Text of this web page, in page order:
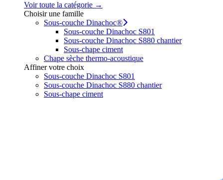
Voir toute la catégorie →
Choisir une famille
Sous-couche Dinachoc®
Sous-couche Dinachoc S801
Sous-couche Dinachoc S880 chantier
Sous-chape ciment
Chape sèche thermo-acoustique
Affiner votre choix
Sous-couche Dinachoc S801
Sous-couche Dinachoc S880 chantier
Sous-chape ciment